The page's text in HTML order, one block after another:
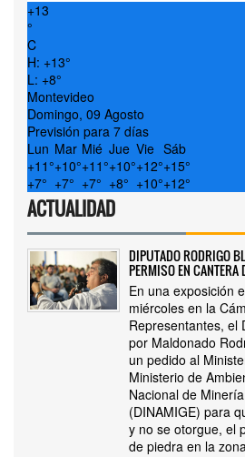
+13
°
C
H: +13°
L: +8°
Montevideo
Domingo, 09 Agosto
Previsión para 7 días
Lun Mar Mié Jue Vie Sáb
+11°+10°+11°+10°+12°+15°
+7° +7° +7° +8° +10°+12°
ACTUALIDAD
DIPUTADO RODRIGO
PERMISO EN CANTERA
En una exposición
miércoles en la
Representantes, el
por Maldonado
un pedido al
Ministerio de
Nacional de
(DINAMIGE) para
y no se otorgue, el
de piedra en la